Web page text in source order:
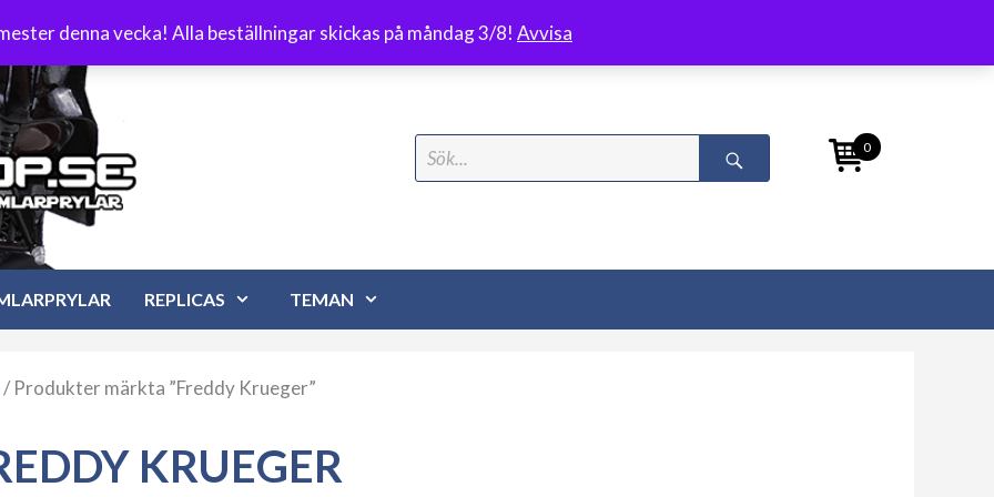
denna vecka! Alla beställningar skickas på måndag 3/8! Avvisa
Frakt 89 kr
Search
for:
0
REPLICAS TEMAN
/ Produkter märkta ”Freddy Krueger”
KRUEGER